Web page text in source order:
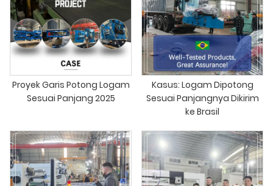
Proyek Garis Potong Logam
Sesuai Panjang 2025
Kasus: Logam Dipotong
Sesuai Panjangnya Dikirim
ke Brasil